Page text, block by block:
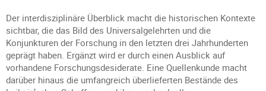
Der interdisziplinäre Überblick macht die historischen Kontexte
sichtbar, die das Bild des Universalgelehrten und die
Konjunkturen der Forschung in den letzten drei Jahrhunderten
geprägt haben. Ergänzt wird er durch einen Ausblick auf
vorhandene Forschungsdesiderate. Eine Quellenkunde macht
darüber hinaus die umfangreich überlieferten Bestände des